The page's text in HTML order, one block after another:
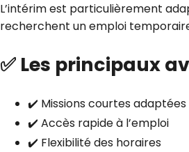
L’intérim est particulièrement
recherchent un emploi
✅ Les principaux
✔️ Missions courtes adaptées
✔️ Accès rapide à l’emploi
✔️ Flexibilité des horaires